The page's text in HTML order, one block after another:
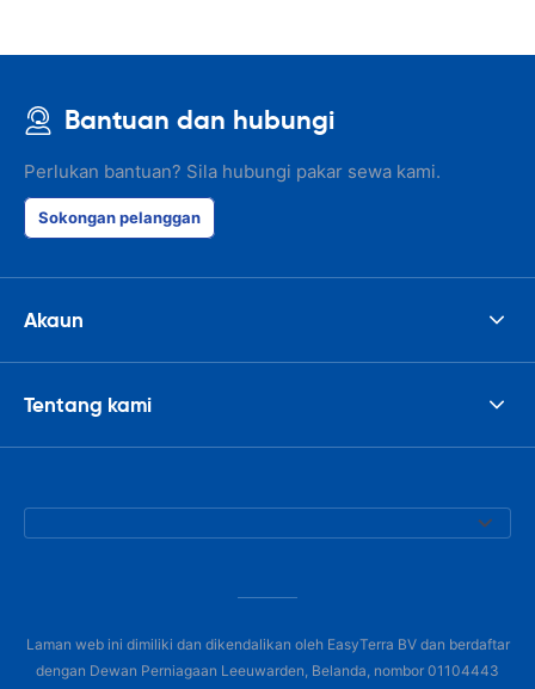
Bantuan dan hubungi
Perlukan bantuan? Sila hubungi pakar sewa kami.
Sokongan pelanggan
Akaun
Tentang kami
Laman web ini dimiliki dan dikendalikan oleh EasyTerra BV dan berdaftar
dengan Dewan Perniagaan Leeuwarden, Belanda, nombor 01104443